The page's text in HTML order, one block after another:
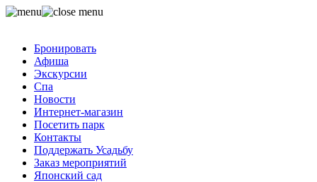
Бронировать
Афиша
Экскурсии
Спа
Новости
Интернет-магазин
Посетить парк
Контакты
Поддержать Усадьбу
Заказ мероприятий
Японский сад